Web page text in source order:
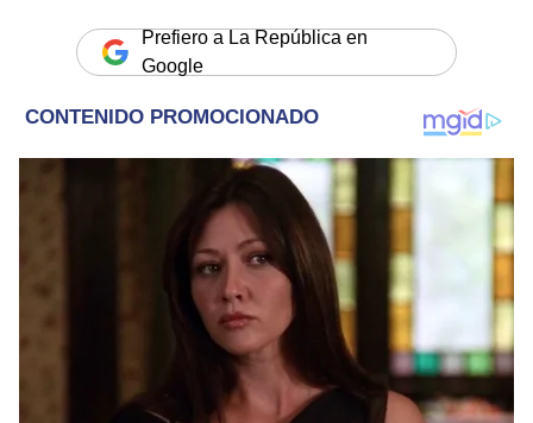
Prefiero a La República en
Google